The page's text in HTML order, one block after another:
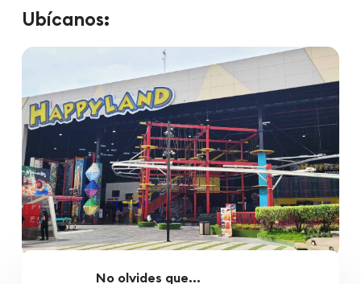
Ubícanos:
No olvides que...